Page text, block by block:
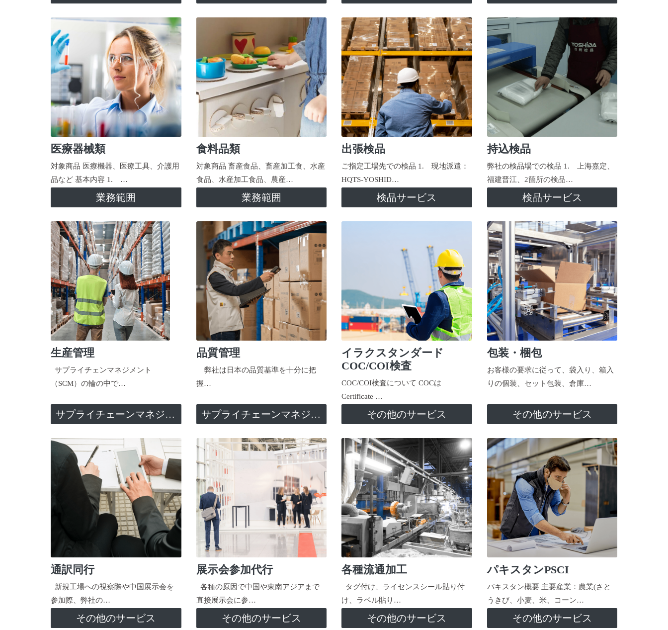
医療器械類
対象商品 医療機器、医療工具、介護用
品など 基本内容 1. …
業務範囲
食料品類
対象商品 畜産食品、畜産加工食、水産
食品、水産加工食品、農産…
業務範囲
出張検品
ご指定工場先での検品 1. 現地派遣：
HQTS-YOSHID…
検品サービス
持込検品
弊社の検品場での検品 1. 上海嘉定、
福建晋江、2箇所の検品…
検品サービス
生産管理
サプライチェンマネジメント
（SCM）の輪の中で…
サプライチェーンマネジメント
品質管理
弊社は日本の品質基準を十分に把
握…
サプライチェーンマネジメント
イラクスタンダード
COC/COI検査
COC/COI検査について COCは
Certificate …
その他のサービス
包装・梱包
お客様の要求に従って、袋入り、箱入
りの個装、セット包装、倉庫…
その他のサービス
通訳同行
新規工場への視察際や中国展示会を
参加際、弊社の…
その他のサービス
展示会参加代行
各種の原因で中国や東南アジアまで
直接展示会に参…
その他のサービス
各種流通加工
タグ付け、ライセンスシール貼り付
け、ラベル貼り…
その他のサービス
パキスタンPSCI
パキスタン概要 主要産業：農業(さと
うきび、小麦、米、コーン…
その他のサービス